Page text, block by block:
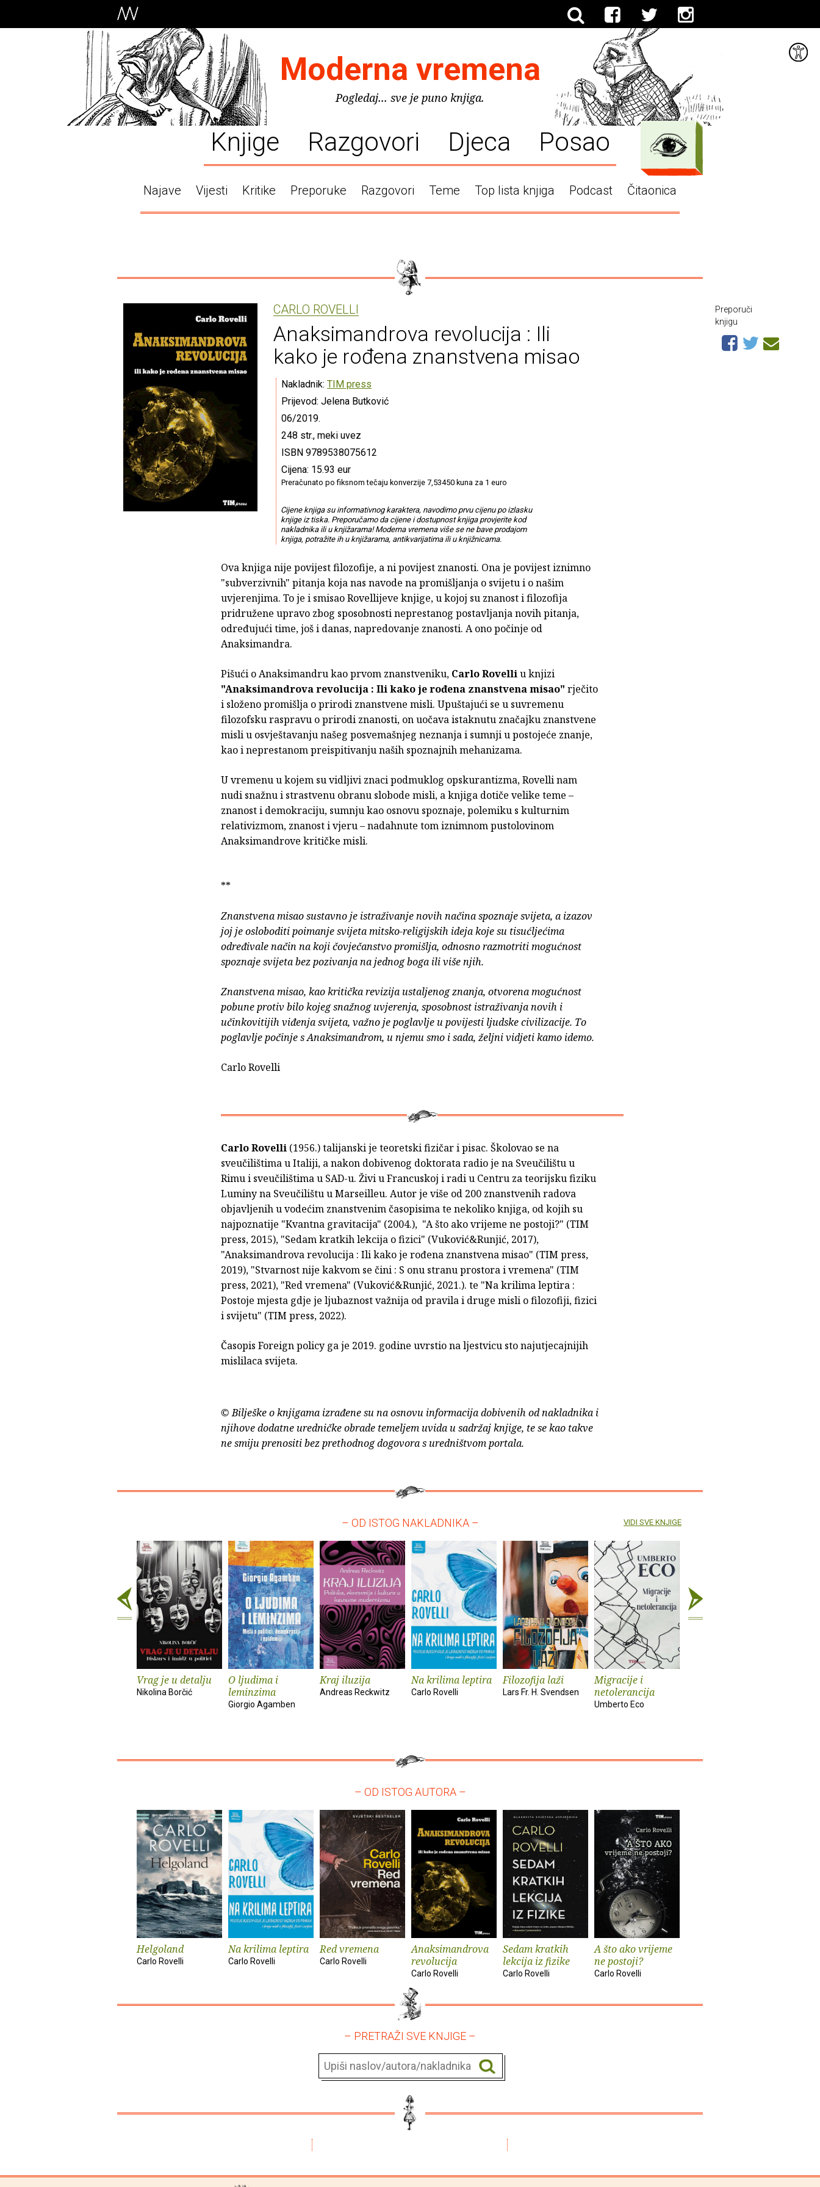
Moderna vremena
Pogledaj... sve je puno knjiga.
Knjige Razgovori Djeca Posao
Najave Vijesti Kritike Preporuke Razgovori Teme Top lista knjiga Podcast Čitaonica
CARLO ROVELLI
Anaksimandrova revolucija : Ili
kako je rođena znanstvena misao
Nakladnik: TIM press
Prijevod: Jelena Butković
06/2019.
248 str., meki uvez
ISBN 9789538075612
Cijena: 15.93 eur
Preračunato po fiksnom tečaju konverzije 7,53450 kuna za 1 euro
Cijene knjiga su informativnog karaktera, navodimo prvu cijenu po izlasku
knjige iz tiska. Preporučamo da cijene i dostupnost knjiga provjerite kod
nakladnika ili u knjižarama! Moderna vremena više se ne bave prodajom
knjiga, potražite ih u knjižarama, antikvarijatima ili u knjižnicama.
Ova knjiga nije povijest filozofije, a ni povijest znanosti. Ona je povijest iznimno
"subverzivnih" pitanja koja nas navode na promišljanja o svijetu i o našim
uvjerenjima. To je i smisao Rovellijeve knjige, u kojoj su znanost i filozofija
pridružene upravo zbog sposobnosti neprestanog postavljanja novih pitanja,
određujući time, još i danas, napredovanje znanosti. A ono počinje od
Anaksimandra.
Pišući o Anaksimandru kao prvom znanstveniku, Carlo Rovelliu knjizi
"Anaksimandrova revolucija : Ili kako je rođena znanstvena misao" rječito
i složeno promišlja o prirodi znanstvene misli. Upuštajući se u suvremenu
filozofsku raspravu o prirodi znanosti, on uočava istaknutu značajku znanstvene
misli u osvještavanju našeg posvemašnjeg neznanja i sumnji u postojeće znanje,
kao i neprestanom preispitivanju naših spoznajnih mehanizama.
U vremenu u kojem su vidljivi znaci podmuklog opskurantizma, Rovelli nam
nudi snažnu i strastvenu obranu slobode misli, a knjiga dotiče velike teme –
znanost i demokraciju, sumnju kao osnovu spoznaje, polemiku s kulturnim
relativizmom, znanost i vjeru – nadahnute tom iznimnom pustolovinom
Anaksimandrove kritičke misli.
**
Znanstvena misao sustavno je istraživanje novih načina spoznaje svijeta, a izazov
joj je osloboditi poimanje svijeta mitsko-religijskih ideja koje su tisućljećima
određivale način na koji čovječanstvo promišlja, odnosno razmotriti mogućnost
spoznaje svijeta bez pozivanja na jednog boga ili više njih.
Znanstvena misao, kao kritička revizija ustaljenog znanja, otvorena mogućnost
pobune protiv bilo kojeg snažnog uvjerenja, sposobnost istraživanja novih i
učinkovitijih viđenja svijeta, važno je poglavlje u povijesti ljudske civilizacije. To
poglavlje počinje s Anaksimandrom, u njemu smo i sada, željni vidjeti kamo idemo.
Carlo Rovelli
Carlo Rovelli (1956.) talijanski je teoretski fizičar i pisac. Školovao se na
sveučilištima u Italiji, a nakon dobivenog doktorata radio je na Sveučilištu u
Rimu i sveučilištima u SAD-u. Živi u Francuskoj i radi u Centru za teorijsku fiziku
Luminy na Sveučilištu u Marseilleu. Autor je više od 200 znanstvenih radova
objavljenih u vodećim znanstvenim časopisima te nekoliko knjiga, od kojih su
najpoznatije "Kvantna gravitacija" (2004.), "A što ako vrijeme ne postoji?" (TIM
press, 2015), "Sedam kratkih lekcija o fizici" (Vuković&Runjić, 2017),
"Anaksimandrova revolucija : Ili kako je rođena znanstvena misao" (TIM press,
2019), "Stvarnost nije kakvom se čini : S onu stranu prostora i vremena" (TIM
press, 2021), "Red vremena" (Vuković&Runjić, 2021.). te "Na krilima leptira :
Postoje mjesta gdje je ljubaznost važnija od pravila i druge misli o filozofiji, fizici
i svijetu" (TIM press, 2022).
Časopis Foreign policy ga je 2019. godine uvrstio na ljestvicu sto najutjecajnijih
mislilaca svijeta.
© Bilješke o knjigama izrađene su na osnovu informacija dobivenih od nakladnika i
njihove dodatne uredničke obrade temeljem uvida u sadržaj knjige, te se kao takve
ne smiju prenositi bez prethodnog dogovora s uredništvom portala.
Preporuči
knjigu
– OD ISTOG NAKLADNIKA –
Vrag je u detalju
Nikolina Borčić
O ljudima i
leminzima
Giorgio Agamben
Kraj iluzija
Andreas Reckwitz
Na krilima leptira
Carlo Rovelli
Filozofija laži
Lars Fr. H. Svendsen
Migracije i
netolerancija
Umberto Eco
VIDI SVE KNJIGE
– OD ISTOG AUTORA –
Helgoland
Carlo Rovelli
Na krilima leptira
Carlo Rovelli
Red vremena
Carlo Rovelli
Anaksimandrova
revolucija
Carlo Rovelli
Sedam kratkih
lekcija iz fizike
Carlo Rovelli
A što ako vrijeme
ne postoji?
Carlo Rovelli
– PRETRAŽI SVE KNJIGE –